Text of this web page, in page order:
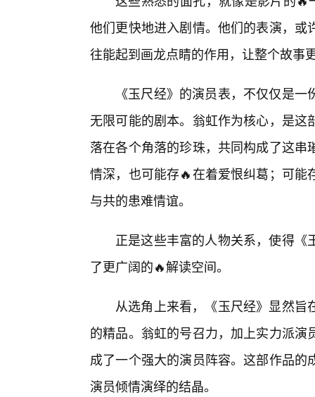
他们更快地进入剧情。他们的表演，
往能起到画龙点睛的作用，让整个故事
《玉尺经》的演员表，不仅仅是
无限可能的剧本。翁虹作为核心，是
落在各个角落的珍珠，共同构成了这
情深，也可能存🔥在着爱恨纠葛；可
与共的患难情谊。
正是这些丰富的人物关系，使得
了更广阔的🔥解读空间。
从选角上来看，《玉尺经》显然
的精品。翁虹的号召力，加上实力派
成了一个强大的演员阵容。这部作品
演员倾情演绎的结晶。